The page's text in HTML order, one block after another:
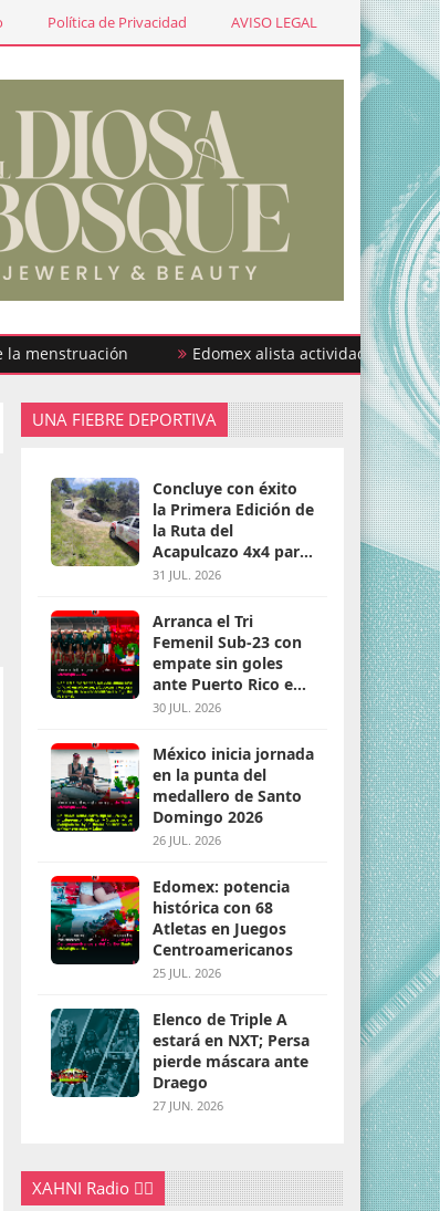
Política de Privacidad AVISO LEGAL
Edomex alista actividades por la
UNA FIEBRE DEPORTIVA
Concluye con éxito
la Primera Edición de
la Ruta del
Acapulcazo 4x4 para
parejas
31 JUL. 2026
Arranca el Tri
Femenil Sub-23 con
empate sin goles
ante Puerto Rico en
Santo Domingo 2026
30 JUL. 2026
México inicia jornada
en la punta del
medallero de Santo
Domingo 2026
26 JUL. 2026
Edomex: potencia
histórica con 68
Atletas en Juegos
Centroamericanos
25 JUL. 2026
Elenco de Triple A
estará en NXT; Persa
pierde máscara ante
Draego
27 JUN. 2026
XAHNI Radio 👇🏽